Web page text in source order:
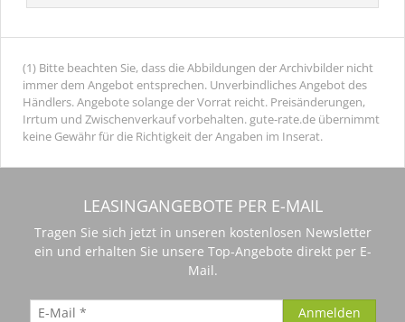
(1) Bitte beachten Sie, dass die Abbildungen der Archivbilder nicht
immer dem Angebot entsprechen. Unverbindliches Angebot des
Händlers. Angebote solange der Vorrat reicht. Preisänderungen,
Irrtum und Zwischenverkauf vorbehalten. gute-rate.de übernimmt
keine Gewähr für die Richtigkeit der Angaben im Inserat.
LEASINGANGEBOTE PER E-MAIL
Tragen Sie sich jetzt in unseren kostenlosen Newsletter
ein und erhalten Sie unsere Top-Angebote direkt per E-
Mail.